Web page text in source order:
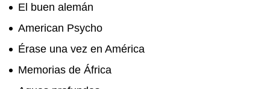
El buen alemán
American Psycho
Érase una vez en América
Memorias de África